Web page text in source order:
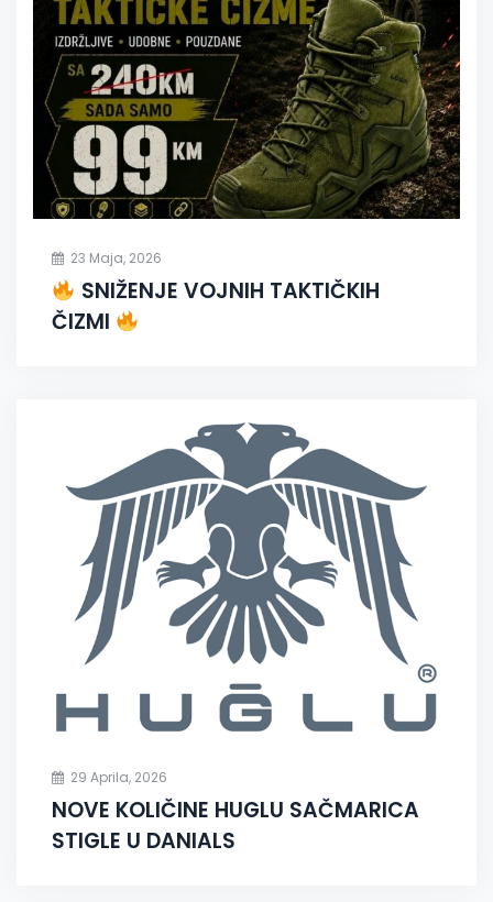
23 Maja, 2026
SNIŽENJE VOJNIH TAKTIČKIH
ČIZMI
29 Aprila, 2026
NOVE KOLIČINE HUGLU SAČMARICA
STIGLE U DANIALS